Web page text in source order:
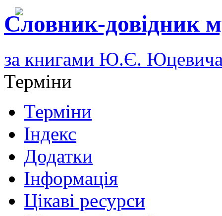
Словник-довідник
за книгами Ю.Є.
Терміни
Терміни
Індекс
Додатки
Інформація
Цікаві ресурси